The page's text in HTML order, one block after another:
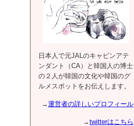
日本人で元JALのキャビンアテ
ンダント（CA）と韓国人の博士
の２人が韓国の文化や韓国のグ
ルメスポットをお伝えします。
→運営者の詳しいプロフィール
→twitterはこちら